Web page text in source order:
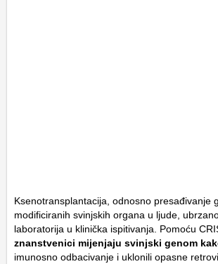
Ksenotransplantacija, odnosno presađivanje
modificiranih svinjskih organa u ljude,
laboratorija u klinička ispitivanja. Pomoću
znanstvenici mijenjaju svinjski genom
imunosno odbacivanje i uklonili opasne